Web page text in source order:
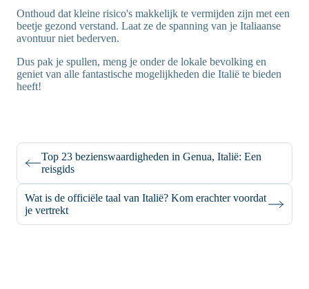
Onthoud dat kleine risico's makkelijk te vermijden zijn met een
beetje gezond verstand. Laat ze de spanning van je Italiaanse
avontuur niet bederven.
Dus pak je spullen, meng je onder de lokale bevolking en
geniet van alle fantastische mogelijkheden die Italië te bieden
heeft!
Top 23 bezienswaardigheden in Genua, Italië: Een
reisgids
Wat is de officiële taal van Italië? Kom erachter voordat
je vertrekt